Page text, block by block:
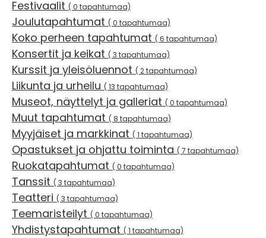
Festivaalit ( 0 tapahtumaa)
Joulutapahtumat ( 0 tapahtumaa)
Koko perheen tapahtumat ( 6 tapahtumaa)
Konsertit ja keikat ( 3 tapahtumaa)
Kurssit ja yleisöluennot ( 2 tapahtumaa)
Liikunta ja urheilu ( 13 tapahtumaa)
Museot, näyttelyt ja galleriat ( 0 tapahtumaa)
Muut tapahtumat ( 8 tapahtumaa)
Myyjäiset ja markkinat ( 1 tapahtumaa)
Opastukset ja ohjattu toiminta ( 7 tapahtumaa)
Ruokatapahtumat ( 0 tapahtumaa)
Tanssit ( 3 tapahtumaa)
Teatteri ( 3 tapahtumaa)
Teemaristeilyt ( 0 tapahtumaa)
Yhdistystapahtumat ( 1 tapahtumaa)